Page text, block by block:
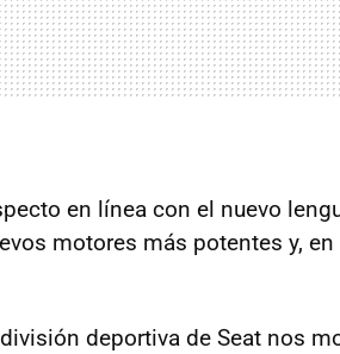
en línea con el nuevo
motores más potentes y,
deportiva de Seat nos